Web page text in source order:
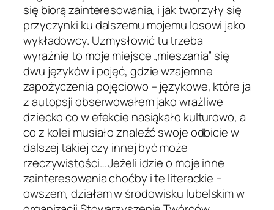
się biorą zainteresowania, i jak tworzyły się
przyczynki ku dalszemu mojemu losowi jako
wykładowcy. Uzmysłowić tu trzeba
wyraźnie to moje miejsce „mieszania” się
dwu języków i pojęć, gdzie wzajemne
zapożyczenia pojęciowo – językowe, które ja
z autopsji obserwowałem jako wrażliwe
dziecko co w efekcie nasiąkało kulturowo, a
co z kolei musiało znaleźć swoje odbicie w
dalszej takiej czy innej być może
rzeczywistości… Jeżeli idzie o moje inne
zainteresowania choćby i te literackie –
owszem, działam w środowisku lubelskim w